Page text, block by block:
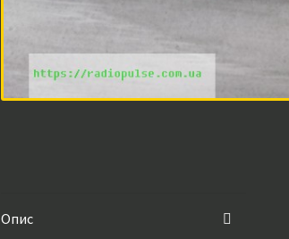
Опис